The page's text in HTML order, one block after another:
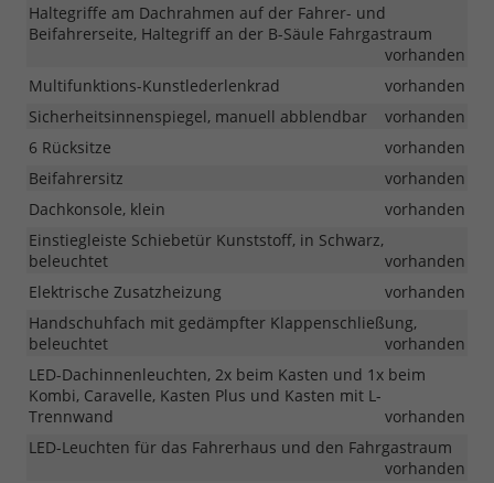
Haltegriffe am Dachrahmen auf der Fahrer- und
Beifahrerseite, Haltegriff an der B-Säule Fahrgastraum
vorhanden
Multifunktions-Kunstlederlenkrad
vorhanden
Sicherheitsinnenspiegel, manuell abblendbar
vorhanden
6 Rücksitze
vorhanden
Beifahrersitz
vorhanden
Dachkonsole, klein
vorhanden
Einstiegleiste Schiebetür Kunststoff, in Schwarz,
beleuchtet
vorhanden
Elektrische Zusatzheizung
vorhanden
Handschuhfach mit gedämpfter Klappenschließung,
beleuchtet
vorhanden
LED-Dachinnenleuchten, 2x beim Kasten und 1x beim
Kombi, Caravelle, Kasten Plus und Kasten mit L-
Trennwand
vorhanden
LED-Leuchten für das Fahrerhaus und den Fahrgastraum
vorhanden